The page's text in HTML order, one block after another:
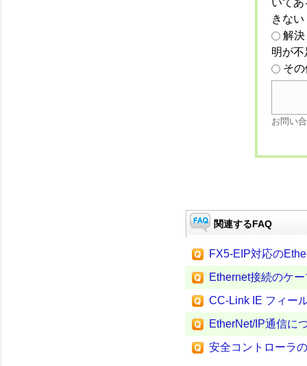
いて
きない
解
明が
そ
お問い
関連するFAQ
FX5-EIP対応の
Ethernet接続のケ
CC-Link IE フィー
EtherNet/IP通信に
安全コントローラ